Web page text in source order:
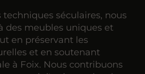
séculaires, nous
des meubles uniques et
en préservant les
et en soutenant
à Foix. Nous contribuons